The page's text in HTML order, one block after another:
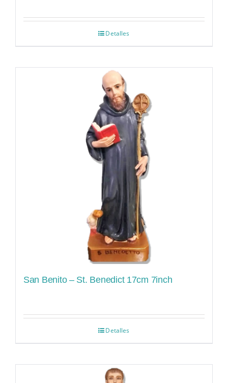
Detalles
San Benito – St. Benedict 17cm 7inch
Detalles